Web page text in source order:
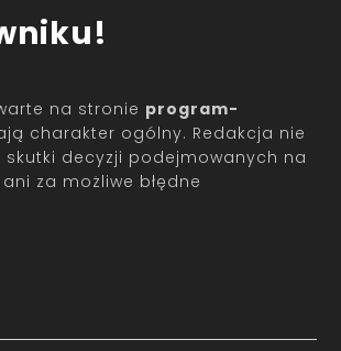
na stronie program-
charakter ogólny. Redakcja nie
decyzji podejmowanych na
za możliwe błędne